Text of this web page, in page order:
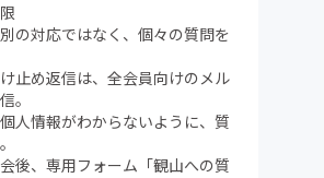
対応ではなく、個々の質問を
め返信は、全会員向けのメル
。
情報がわからないように、質
、専用フォーム「観山への質